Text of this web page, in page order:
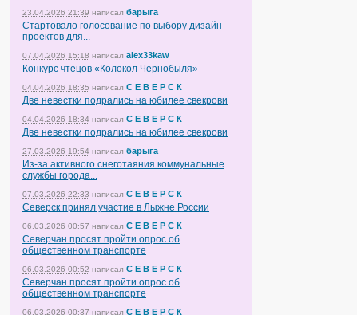
23.04.2026 21:39 написал барыга
Стартовало голосование по выбору дизайн-
проектов для...
07.04.2026 15:18 написал alex33kaw
Конкурс чтецов «Колокол Чернобыля»
04.04.2026 18:35 написал С Е В Е Р С К
Две невестки подрались на юбилее свекрови
04.04.2026 18:34 написал С Е В Е Р С К
Две невестки подрались на юбилее свекрови
27.03.2026 19:54 написал барыга
Из-за активного снеготаяния коммунальные
службы города...
07.03.2026 22:33 написал С Е В Е Р С К
Северск принял участие в Лыжне России
06.03.2026 00:57 написал С Е В Е Р С К
Северчан просят пройти опрос об
общественном транспорте
06.03.2026 00:52 написал С Е В Е Р С К
Северчан просят пройти опрос об
общественном транспорте
06.03.2026 00:37 написал С Е В Е Р С К